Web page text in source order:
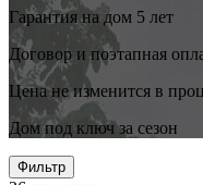
Гарантия на дом 5 лет
Договор и поэтапная
Цена не изменится в
Дом под ключ за сезон
Фильтр